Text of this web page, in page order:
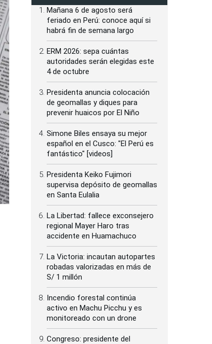
Mañana 6 de agosto será
feriado en Perú: conoce aquí si
habrá fin de semana largo
ERM 2026: sepa cuántas
autoridades serán elegidas este
4 de octubre
Presidenta anuncia colocación
de geomallas y diques para
prevenir huaicos por El Niño
Simone Biles ensaya su mejor
español en el Cusco: "El Perú es
fantástico" [videos]
Presidenta Keiko Fujimori
supervisa depósito de geomallas
en Santa Eulalia
La Libertad: fallece exconsejero
regional Mayer Haro tras
accidente en Huamachuco
La Victoria: incautan autopartes
robadas valorizadas en más de
S/ 1 millón
Incendio forestal continúa
activo en Machu Picchu y es
monitoreado con un drone
Congreso: presidente del